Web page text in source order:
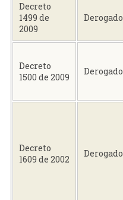
Decreto
1499 de
2009
Derogado
Decreto
1500 de 2009
Derogado
Decreto
1609 de 2002
Derogado